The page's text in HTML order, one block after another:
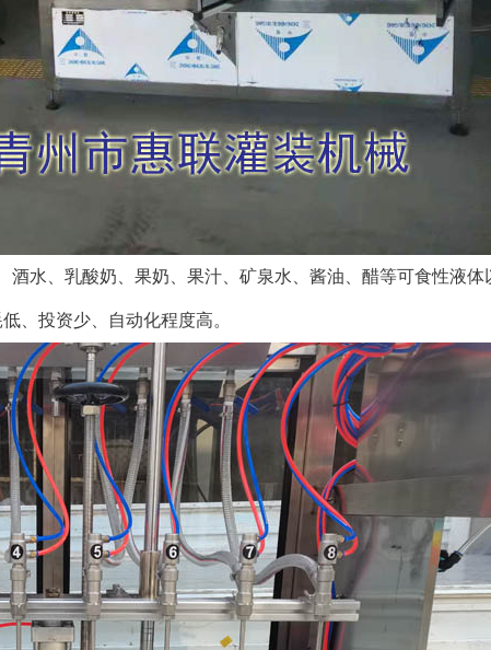
、乳酸奶、果奶、果汁、矿泉水、酱油、醋等可食性液体
、投资少、自动化程度高。